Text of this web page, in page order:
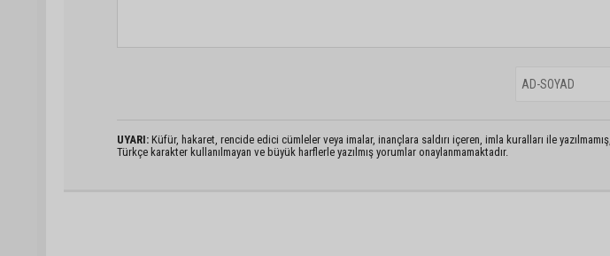
UYARI: Küfür, hakaret, rencide edici cümleler veya imalar, inançlara saldırı içeren, imla kuralları ile yazılmamış,
Türkçe karakter kullanılmayan ve büyük harflerle yazılmış yorumlar onaylanmamaktadır.